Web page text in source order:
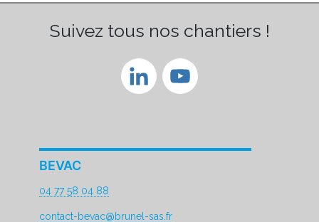
Suivez tous nos chantiers !
LinkedIn
BEVAC
04 77 58 04 88
contact-bevac@brunel-sas.fr